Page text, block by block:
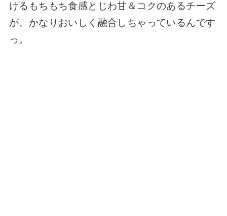
けるもちもち食感とじわ甘＆コクのあるチーズ
が、かなりおいしく融合しちゃっているんです
っ。